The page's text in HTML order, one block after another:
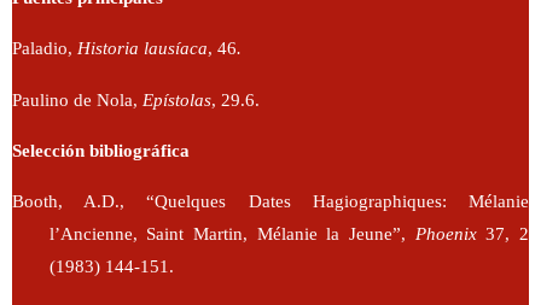
Paladio, Historia lausíaca, 46.
Paulino de Nola, Epístolas, 29.6.
Selección bibliográfica
Booth, A.D., “Quelques Dates Hagiographiques: Mélanie
l’Ancienne, Saint Martin, Mélanie la Jeune”, Phoenix37, 2
(1983) 144-151.